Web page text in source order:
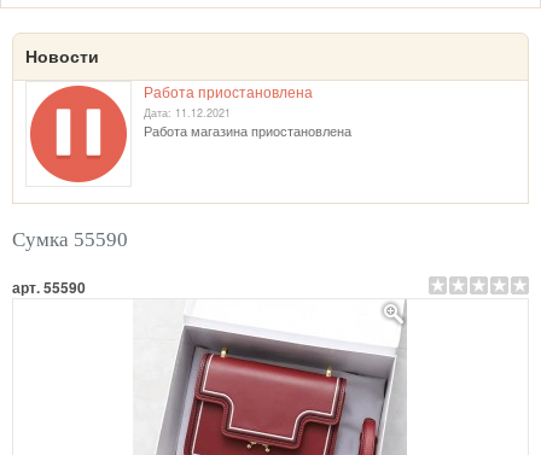
Новости
Работа приостановлена
Дата: 11.12.2021
Работа магазина приостановлена
Сумка 55590
арт. 55590